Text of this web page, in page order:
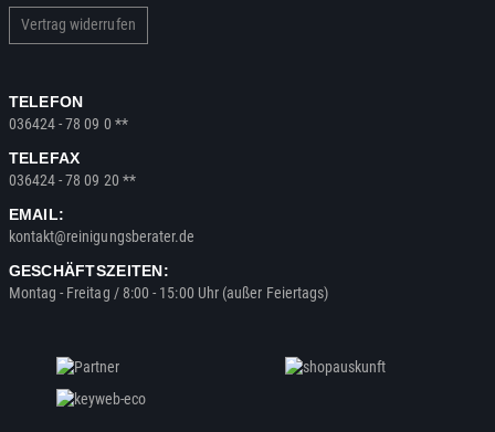
Vertrag widerrufen
TELEFON
036424 - 78 09 0 **
TELEFAX
036424 - 78 09 20 **
EMAIL:
kontakt@reinigungsberater.de
GESCHÄFTSZEITEN:
Montag - Freitag / 8:00 - 15:00 Uhr (außer Feiertags)